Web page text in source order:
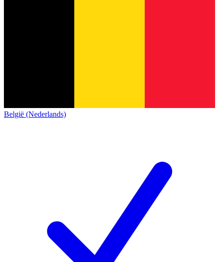
België (Nederlands)